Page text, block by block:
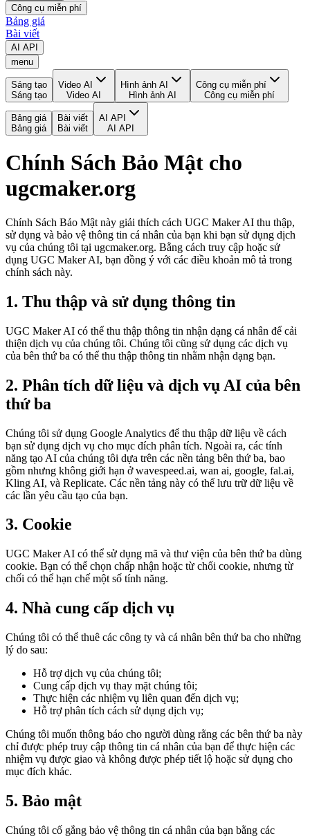
Công cụ miễn phí
Bảng giá
Bài viết
AI API
menu
Sáng tạo
Sáng tạo
Video AI
Video AI
Hình ảnh AI
Hình ảnh AI
Công cụ miễn phí
Công cụ miễn phí
Bảng giá
Bảng giá
Bài viết
Bài viết
AI API
AI API
Chính Sách Bảo Mật cho
ugcmaker.org
Chính Sách Bảo Mật này giải thích cách UGC Maker AI thu thập,
sử dụng và bảo vệ thông tin cá nhân của bạn khi bạn sử dụng dịch
vụ của chúng tôi tại ugcmaker.org. Bằng cách truy cập hoặc sử
dụng UGC Maker AI, bạn đồng ý với các điều khoản mô tả trong
chính sách này.
1. Thu thập và sử dụng thông tin
UGC Maker AI có thể thu thập thông tin nhận dạng cá nhân để cải
thiện dịch vụ của chúng tôi. Chúng tôi cũng sử dụng các dịch vụ
của bên thứ ba có thể thu thập thông tin nhằm nhận dạng bạn.
2. Phân tích dữ liệu và dịch vụ AI của bên
thứ ba
Chúng tôi sử dụng Google Analytics để thu thập dữ liệu về cách
bạn sử dụng dịch vụ cho mục đích phân tích. Ngoài ra, các tính
năng tạo AI của chúng tôi dựa trên các nền tảng bên thứ ba, bao
gồm nhưng không giới hạn ở wavespeed.ai, wan ai, google, fal.ai,
Kling AI, và Replicate. Các nền tảng này có thể lưu trữ dữ liệu về
các lần yêu cầu tạo của bạn.
3. Cookie
UGC Maker AI có thể sử dụng mã và thư viện của bên thứ ba dùng
cookie. Bạn có thể chọn chấp nhận hoặc từ chối cookie, nhưng từ
chối có thể hạn chế một số tính năng.
4. Nhà cung cấp dịch vụ
Chúng tôi có thể thuê các công ty và cá nhân bên thứ ba cho những
lý do sau:
Hỗ trợ dịch vụ của chúng tôi;
Cung cấp dịch vụ thay mặt chúng tôi;
Thực hiện các nhiệm vụ liên quan đến dịch vụ;
Hỗ trợ phân tích cách sử dụng dịch vụ;
Chúng tôi muốn thông báo cho người dùng rằng các bên thứ ba này
chỉ được phép truy cập thông tin cá nhân của bạn để thực hiện các
nhiệm vụ được giao và không được phép tiết lộ hoặc sử dụng cho
mục đích khác.
5. Bảo mật
Chúng tôi cố gắng bảo vệ thông tin cá nhân của bạn bằng các